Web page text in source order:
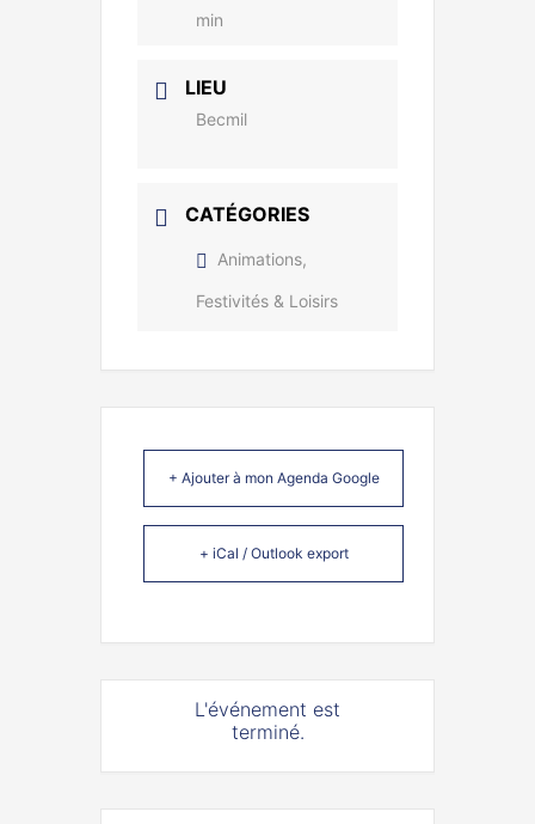
min
LIEU
Becmil
CATÉGORIES
Animations,
Festivités & Loisirs
+ Ajouter à mon Agenda Google
+ iCal / Outlook export
L'événement est
terminé.